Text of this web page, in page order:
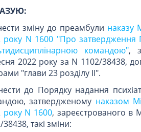
зміну до преамбули наказу
року N 1600 "Про затвердження
командою",
2022 року за N 1102/38438,
"глави 23 розділу II".
до Порядку надання
затвердженому наказом
року N 1600, зареєстрованого в
такі зміни: